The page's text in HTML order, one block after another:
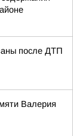
после ДТП
Валерия